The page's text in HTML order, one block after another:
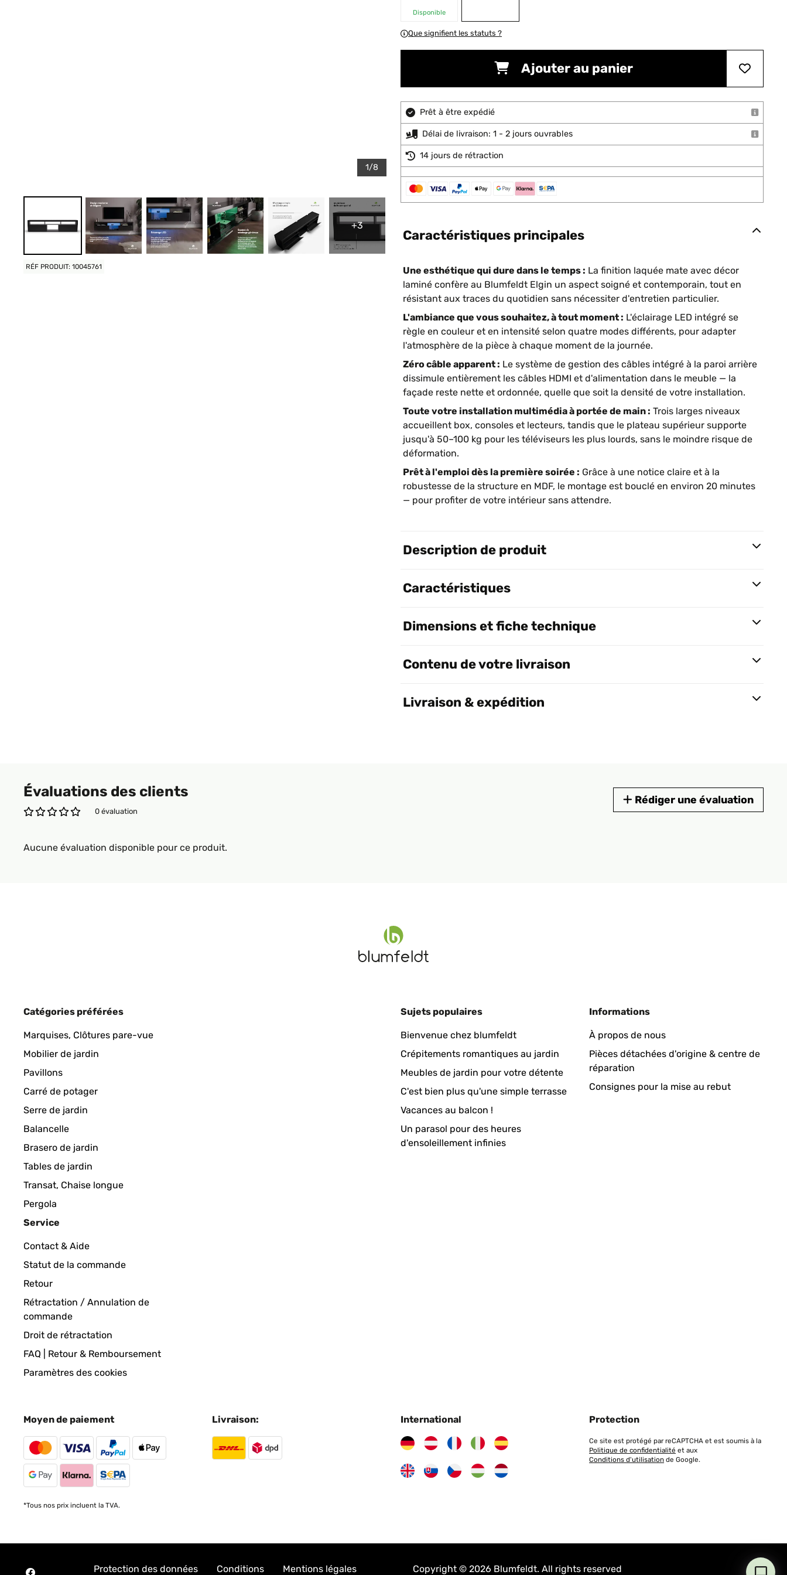
1/8
+3
RÉF PRODUIT: 10045761
Disponible
Que signifient les statuts ?
Ajouter au panier
Prêt à être expédié
Délai de livraison: 1 - 2 jours ouvrables
14 jours de rétraction
Caractéristiques principales
Une esthétique qui dure dans le temps : La finition laquée mate avec décor
laminé confère au Blumfeldt Elgin un aspect soigné et contemporain, tout en
résistant aux traces du quotidien sans nécessiter d'entretien particulier.
L'ambiance que vous souhaitez, à tout moment : L'éclairage LED intégré se
règle en couleur et en intensité selon quatre modes différents, pour adapter
l'atmosphère de la pièce à chaque moment de la journée.
Zéro câble apparent : Le système de gestion des câbles intégré à la paroi arrière
dissimule entièrement les câbles HDMI et d'alimentation dans le meuble — la
façade reste nette et ordonnée, quelle que soit la densité de votre installation.
Toute votre installation multimédia à portée de main : Trois larges niveaux
accueillent box, consoles et lecteurs, tandis que le plateau supérieur supporte
jusqu'à 50–100 kg pour les téléviseurs les plus lourds, sans le moindre risque de
déformation.
Prêt à l'emploi dès la première soirée : Grâce à une notice claire et à la
robustesse de la structure en MDF, le montage est bouclé en environ 20 minutes
— pour profiter de votre intérieur sans attendre.
Description de produit
Caractéristiques
Dimensions et fiche technique
Contenu de votre livraison
Livraison & expédition
Évaluations des clients
0 évaluation
Rédiger une évaluation
Aucune évaluation disponible pour ce produit.
Catégories préférées
Marquises, Clôtures pare-vue
Mobilier de jardin
Pavillons
Carré de potager
Serre de jardin
Balancelle
Brasero de jardin
Tables de jardin
Transat, Chaise longue
Pergola
Sujets populaires
Bienvenue chez blumfeldt
Crépitements romantiques au jardin
Meubles de jardin pour votre détente
C'est bien plus qu'une simple terrasse
Vacances au balcon !
Un parasol pour des heures
d'ensoleillement infinies
Informations
À propos de nous
Pièces détachées d'origine & centre de
réparation
Consignes pour la mise au rebut
Service
Contact & Aide
Statut de la commande
Retour
Rétractation / Annulation de
commande
Droit de rétractation
FAQ | Retour & Remboursement
Paramètres des cookies
Moyen de paiement
*Tous nos prix incluent la TVA.
Livraison: International Protection
Ce site est protégé par reCAPTCHA et est soumis à la
Politique de confidentialité et aux
Conditions d'utilisation de Google.
Protection des données Conditions Mentions légales Copyright © 2026 Blumfeldt. All rights reserved